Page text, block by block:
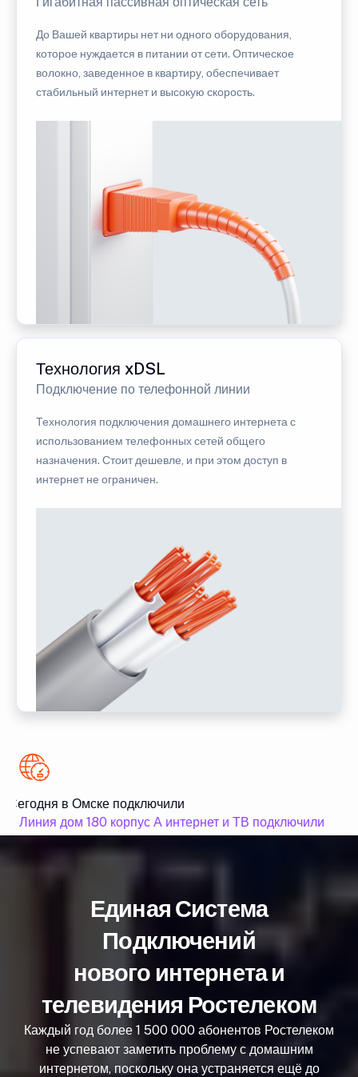
До Вашей квартиры нет ни одного оборудования,
которое нуждается в питании от сети. Оптическое
волокно, заведенное в квартиру, обеспечивает
стабильный интернет и высокую скорость.
Технология xDSL
Подключение по телефонной линии
Технология подключения домашнего интернета с
использованием телефонных сетей общего
назначения. Стоит дешевле, и при этом доступ в
интернет не ограничен.
Сегодня в Омске подключили
8 Линия дом 180 корпус А интернет и ТВ подключили
Единая Система
Подключений
нового интернета и
телевидения Ростелеком
Каждый год более 1 500 000 абонентов Ростелеком
не успевают заметить проблему с домашним
интернетом, поскольку она устраняется ещё до